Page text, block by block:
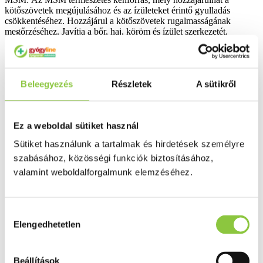
Beleegyezés Részletek A sütikről
Ez a weboldal sütiket használ
Sütiket használunk a tartalmak és hirdetések személyre
szabásához, közösségi funkciók biztosításához,
valamint weboldalforgalmunk elemzéséhez.
kiválasztása
Elengedhetetlen
Beállítások
kötőszövetek megújulásához és az ízületeket érintő gyulladás
csökkentéséhez. Hozzájárul a kötőszövetek rugalmasságának
megőrzéséhez. Javítja a bőr, haj, köröm és ízület szerkezetét.
egészségének és rugalmasságának fenntartásához.
C-vitamin: A C-vitamin hozzájárul a normál kollagénképződéshez
és ezen keresztül a porcok normál állapotának, működésének
fenntartásához.
készítmény szokásos adagja felnőtteknek napi 1 kapszula bőséges
mennyiségű folyadékkal bevéve.